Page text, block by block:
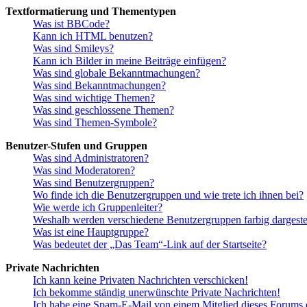
Textformatierung und Thementypen
Was ist BBCode?
Kann ich HTML benutzen?
Was sind Smileys?
Kann ich Bilder in meine Beiträge einfügen?
Was sind globale Bekanntmachungen?
Was sind Bekanntmachungen?
Was sind wichtige Themen?
Was sind geschlossene Themen?
Was sind Themen-Symbole?
Benutzer-Stufen und Gruppen
Was sind Administratoren?
Was sind Moderatoren?
Was sind Benutzergruppen?
Wo finde ich die Benutzergruppen und wie trete ich ihnen bei?
Wie werde ich Gruppenleiter?
Weshalb werden verschiedene Benutzergruppen farbig
Was ist eine Hauptgruppe?
Was bedeutet der „Das Team“-Link auf der Startseite?
Private Nachrichten
Ich kann keine Privaten Nachrichten verschicken!
Ich bekomme ständig unerwünschte Private Nachrichten!